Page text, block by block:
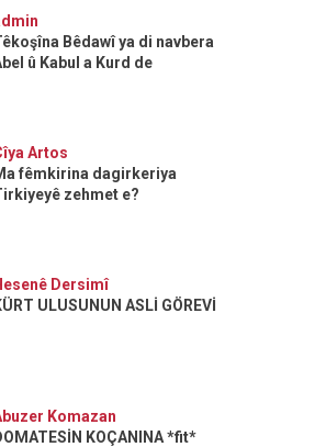
Bêdawî ya di navbera
û Kabul a Kurd de
Artos
fêmkirina dagirkeriya
zehmet e?
Dersimî
ULUSUNUN ASLİ GÖREVİ
Komazan
KOÇANINA *fit*